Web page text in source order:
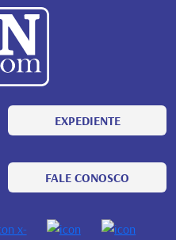
EXPEDIENTE
FALE CONOSCO